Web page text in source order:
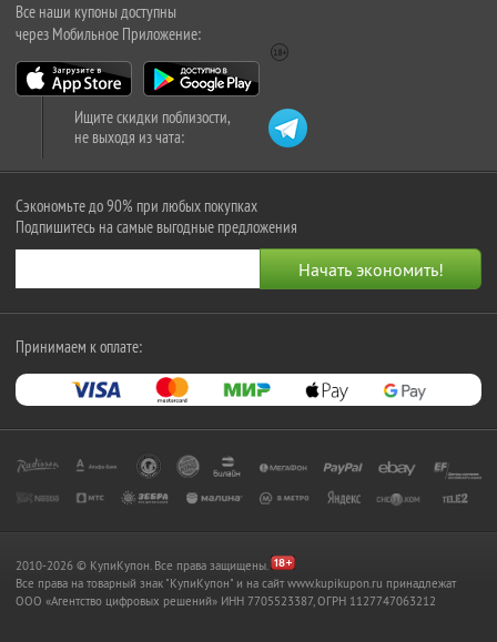
Все наши купоны доступны
через Мобильное Приложение:
Ищите скидки поблизости,
не выходя из чата:
Сэкономьте до 90% при любых покупках
Подпишитесь на самые выгодные предложения
Принимаем к оплате:
2010-2026 © КупиКупон. Все права защищены.
Все права на товарный знак "КупиКупон" и на сайт www.kupikupon.ru принадлежат
OOO «Агентство цифровых решений» ИНН 7705523387, ОГРН 1127747063212